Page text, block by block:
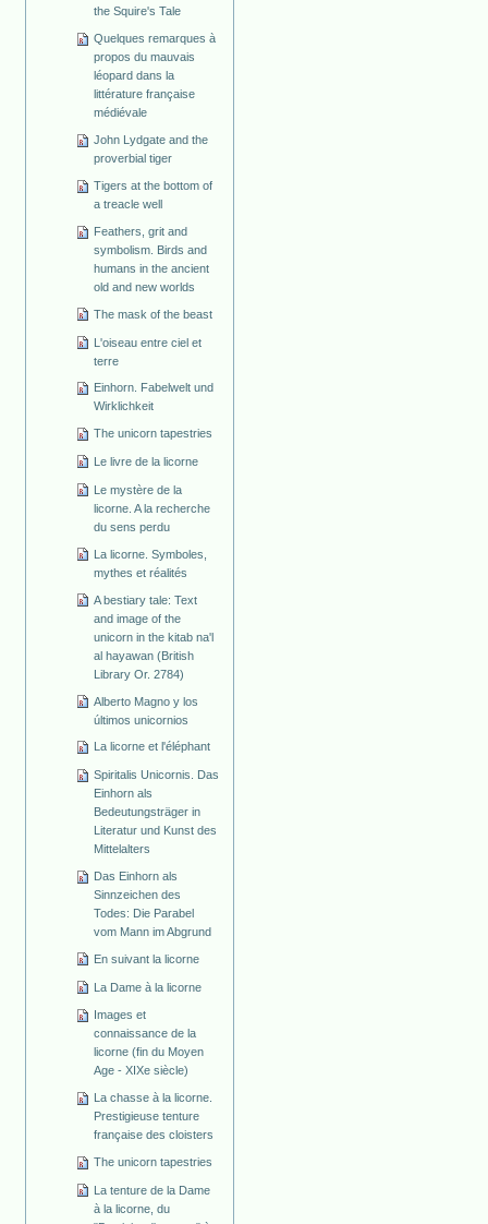
the Squire's Tale
Quelques remarques à
propos du mauvais
léopard dans la
littérature française
médiévale
John Lydgate and the
proverbial tiger
Tigers at the bottom of
a treacle well
Feathers, grit and
symbolism. Birds and
humans in the ancient
old and new worlds
The mask of the beast
L'oiseau entre ciel et
terre
Einhorn. Fabelwelt und
Wirklichkeit
The unicorn tapestries
Le livre de la licorne
Le mystère de la
licorne. A la recherche
du sens perdu
La licorne. Symboles,
mythes et réalités
A bestiary tale: Text
and image of the
unicorn in the kitab na'l
al hayawan (British
Library Or. 2784)
Alberto Magno y los
últimos unicornios
La licorne et l'éléphant
Spiritalis Unicornis. Das
Einhorn als
Bedeutungsträger in
Literatur und Kunst des
Mittelalters
Das Einhorn als
Sinnzeichen des
Todes: Die Parabel
vom Mann im Abgrund
En suivant la licorne
La Dame à la licorne
Images et
connaissance de la
licorne (fin du Moyen
Age - XIXe siècle)
La chasse à la licorne.
Prestigieuse tenture
française des cloisters
The unicorn tapestries
La tenture de la Dame
à la licorne, du